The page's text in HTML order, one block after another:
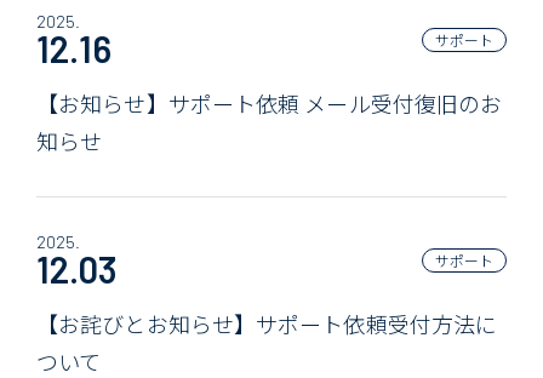
2025.
12.16 サポート
【お知らせ】サポート依頼 メール受付復旧のお
知らせ
2025.
12.03 サポート
【お詫びとお知らせ】サポート依頼受付方法に
ついて